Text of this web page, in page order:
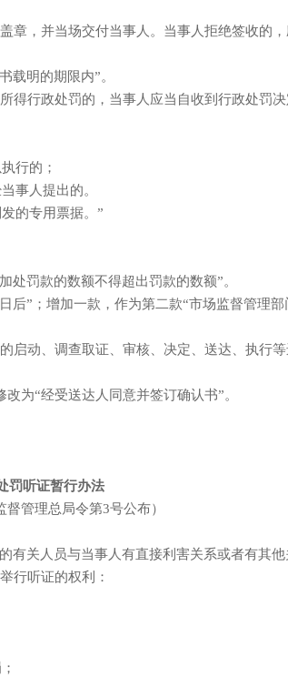
，并当场交付当事人。当事人拒绝签收的
明的期限内”。
行政处罚的，当事人应当自收到行政处罚
行的；
事人提出的。
的专用票据。”
罚款的数额不得超出罚款的数额”。
”；增加一款，作为第二款“市场监督管理
动、调查取证、审核、决定、送达、执行
为“经受送达人同意并签订确认书”。
罚听证暂行办法
督管理总局令第3号公布）
关人员与当事人有直接利害关系或者有其他
行听证的权利：